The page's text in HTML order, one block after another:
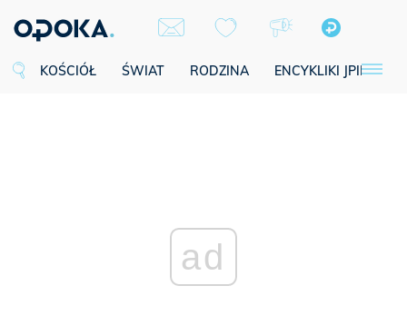
KOŚCIÓŁ ŚWIAT RODZINA ENCYKLIKI JPII
ad